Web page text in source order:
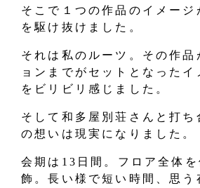
そこで１つの作品のイメージ
を駆け抜けました。
それは私のルーツ。その作品
ョンまでがセットとなったイ
をビリビリ感じました。
そして和多屋別荘さんと打ち
の想いは現実になりました。
会期は13日間。フロア全体を
飾。長い様で短い時間、思う